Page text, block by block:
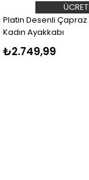
Platin Desenli
Kadın Ayakkabı
₺2.749,99